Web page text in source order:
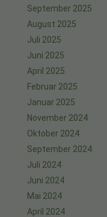
September 2025
August 2025
Juli 2025
Juni 2025
April 2025
Februar 2025
Januar 2025
November 2024
Oktober 2024
September 2024
Juli 2024
Juni 2024
Mai 2024
April 2024